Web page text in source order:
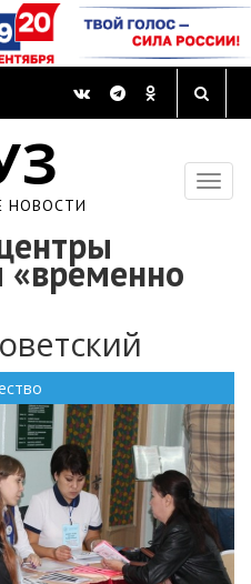
НОВОСТИ